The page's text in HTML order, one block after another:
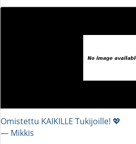
Omistettu KAIKILLE Tukijoille! 💖
― Mikkis